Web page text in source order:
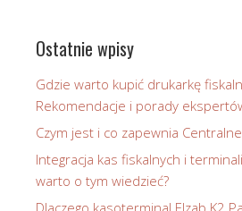
Ostatnie wpisy
Gdzie warto kupić drukarkę
Rekomendacje i porady
Czym jest i co zapewnia
Integracja kas fiskalnych i
warto o tym wiedzieć?